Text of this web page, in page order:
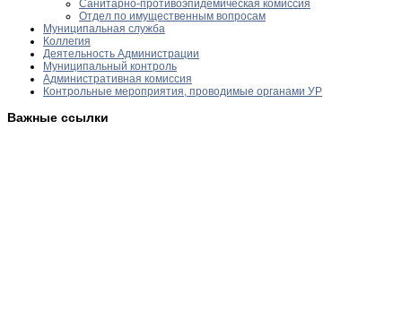
Санитарно-противоэпидемическая комиссия
Отдел по имущественным вопросам
Муниципальная служба
Коллегия
Деятельность Администрации
Муниципальный контроль
Административная комиссия
Контрольные мероприятия, проводимые органами УР
Важные ссылки